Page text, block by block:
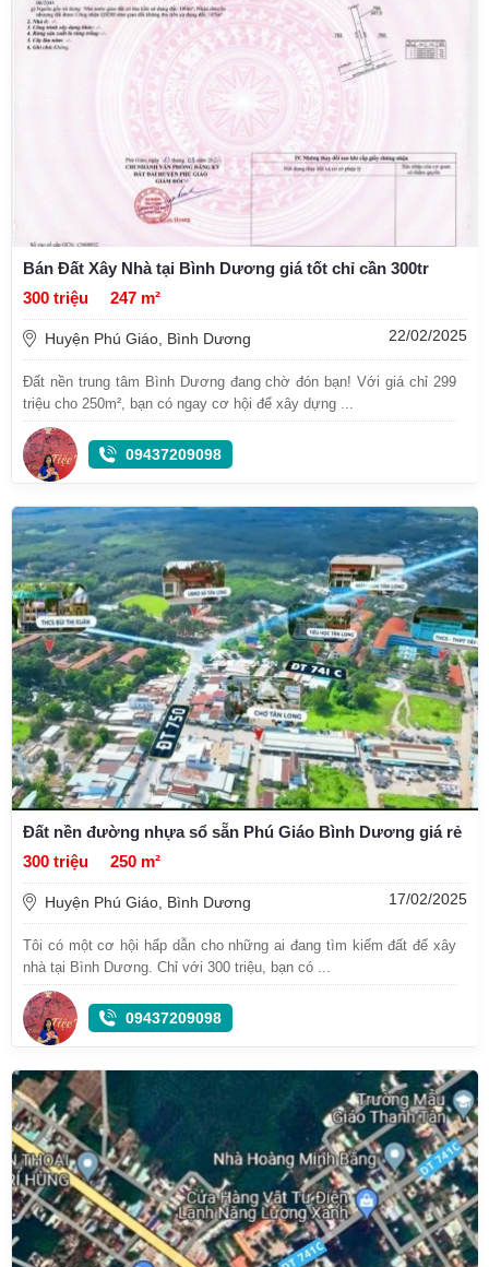
Bán Đất Xây Nhà tại Bình Dương giá tốt chỉ cần 300tr
300 triệu
247 m²
Huyện Phú Giáo, Bình Dương 22/02/2025
Đất nền trung tâm Bình Dương đang chờ đón bạn! Với giá chỉ 299
triệu cho 250m², bạn có ngay cơ hội để xây dựng ...
09437209098
Đất nền đường nhựa sổ sẵn Phú Giáo Bình Dương giá rẻ
300 triệu
250 m²
Huyện Phú Giáo, Bình Dương 17/02/2025
Tôi có một cơ hội hấp dẫn cho những ai đang tìm kiếm đất để xây
nhà tại Bình Dương. Chỉ với 300 triệu, bạn có ...
09437209098